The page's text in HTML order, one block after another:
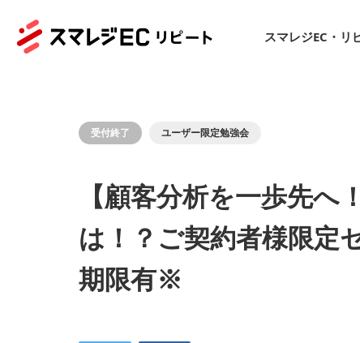
スマレジEC・リ
受付終了 ユーザー限定勉強会
【顧客分析を一歩先
は！？ご契約者様限
期限有※